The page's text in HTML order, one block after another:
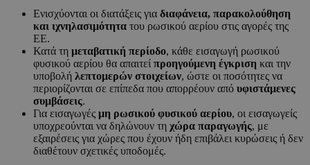
Ενισχύονται οι διατάξεις για διαφάνεια, παρακολούθηση
και ιχνηλασιμότητα του ρωσικού αερίου στις αγορές της
ΕΕ.
Κατά τη μεταβατική περίοδο, κάθε εισαγωγή ρωσικού
φυσικού αερίου θα απαιτεί προηγούμενη έγκριση και την
υποβολή λεπτομερών στοιχείων, ώστε οι ποσότητες να
περιορίζονται σε επίπεδα που απορρέουν από υφιστάμενες
συμβάσεις.
Για εισαγωγές μη ρωσικού φυσικού αερίου, οι εισαγωγείς
υποχρεούνται να δηλώνουν τη χώρα παραγωγής, με
εξαιρέσεις για χώρες που έχουν ήδη επιβάλει κυρώσεις ή δεν
διαθέτουν σχετικές υποδομές.